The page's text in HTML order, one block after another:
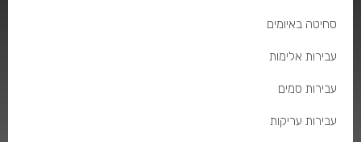
סחיטה באיומים
עבירות אלימות
עבירות סמים
עבירות עריקות